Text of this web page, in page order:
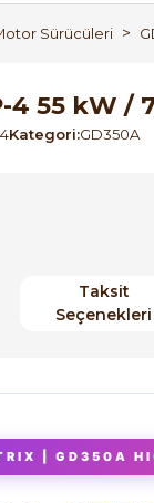
Sürücüleri
4 55 kW /
Kategori GD350A
Taksit
Seçenekleri
| GD350A